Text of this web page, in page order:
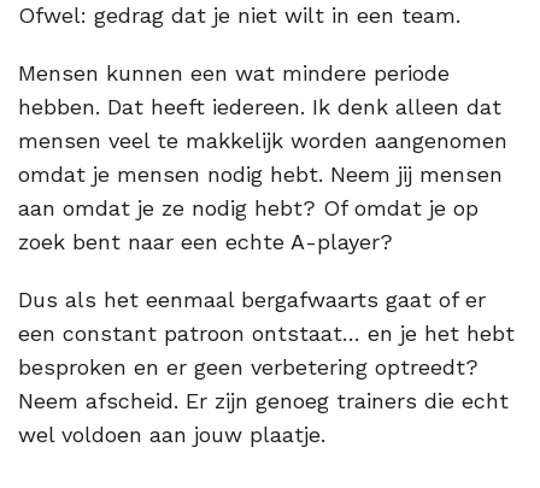
Ofwel: gedrag dat je niet wilt in een team.
Mensen kunnen een wat mindere periode
hebben. Dat heeft iedereen. Ik denk alleen dat
mensen veel te makkelijk worden aangenomen
omdat je mensen nodig hebt. Neem jij mensen
aan omdat je ze nodig hebt? Of omdat je op
zoek bent naar een echte A-player?
Dus als het eenmaal bergafwaarts gaat of er
een constant patroon ontstaat… en je het hebt
besproken en er geen verbetering optreedt?
Neem afscheid. Er zijn genoeg trainers die echt
wel voldoen aan jouw plaatje.